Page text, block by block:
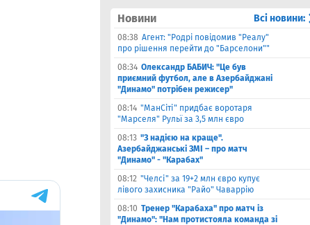
Новини Всі новини:
08:38 Агент: "Родрі повідомив "Реалу"
про рішення перейти до "Барселони""
08:34 Олександр БАБИЧ: "Це був
приємний футбол, але в Азербайджані
"Динамо" потрібен режисер"
08:14 "МанСіті" придбає воротаря
"Марселя" Рульї за 3,5 млн євро
08:13 "З надією на краще".
Азербайджанські ЗМІ – про матч
"Динамо" - "Карабах"
08:12 "Челсі" за 19+2 млн євро купує
лівого захисника "Райо" Чаваррію
08:10 Тренер "Карабаха" про матч із
"Динамо": "Нам протистояла команда зі